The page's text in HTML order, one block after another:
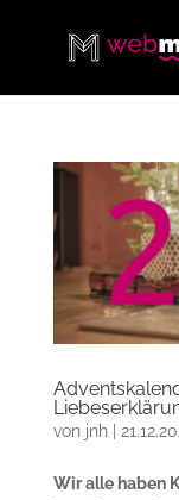
von jnh|
Wir alle haben